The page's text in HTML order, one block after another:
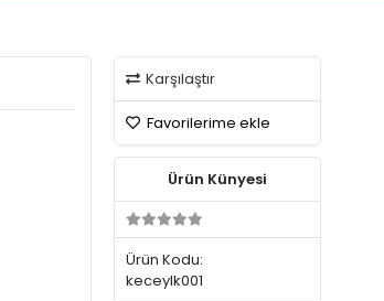
Karşılaştır
Favorilerime ekle
Ürün Künyesi
Ürün Kodu:
keceylk001